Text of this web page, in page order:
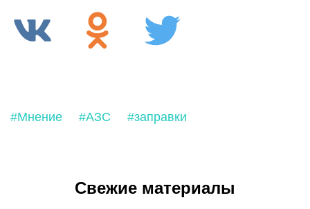
#Мнение #АЗС #заправки
Свежие материалы